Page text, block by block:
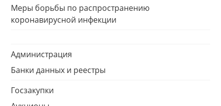
Меры борьбы по распространению
коронавирусной инфекции
Администрация
Банки данных и реестры
Госзакупки